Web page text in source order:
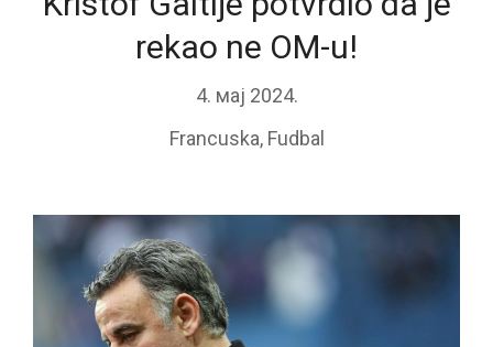
rekao ne OM-u!
4. мај 2024.
Francuska, Fudbal